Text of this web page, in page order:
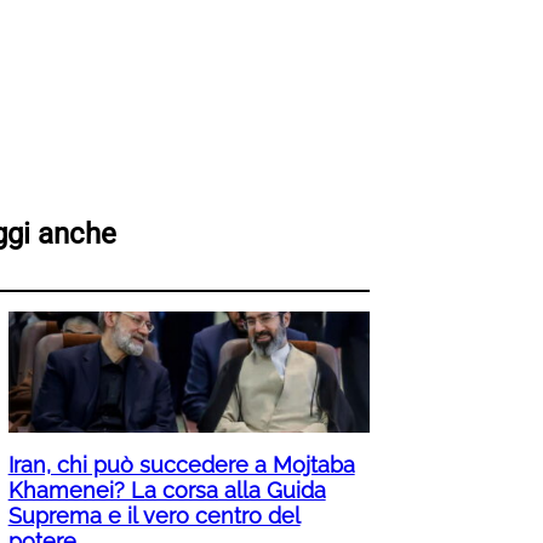
anche
Iran, chi può succedere a Mojtaba
Khamenei? La corsa alla Guida
Suprema e il vero centro del